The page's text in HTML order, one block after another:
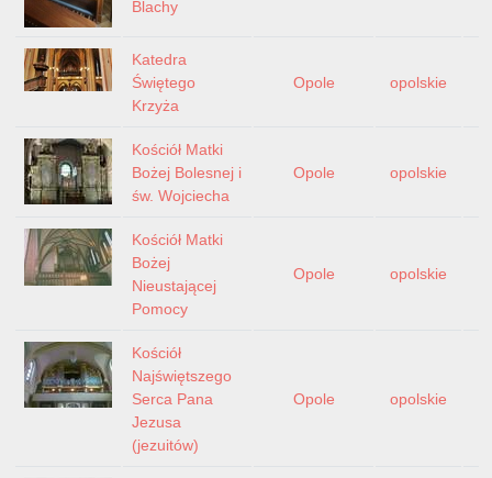
Blachy
Katedra
Świętego
Krzyża
Opole opolskie
Kościół Matki
Bożej Bolesnej i
św. Wojciecha
Opole opolskie
Kościół Matki
Bożej
Nieustającej
Pomocy
Opole opolskie
Kościół
Najświętszego
Serca Pana
Jezusa
(jezuitów)
Opole opolskie